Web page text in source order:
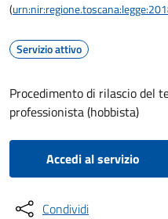
(
Servizio attivo
Procedimento di rilascio del
professionista (hobbista)
Accedi al servizio
Condividi